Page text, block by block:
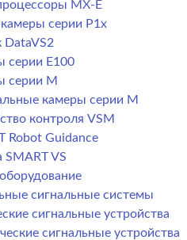
MX-E
серии P1x
DataVS2
серии E100
серии M
камеры серии M
контроля VSM
Robot Guidance
SMART VS
сигнальные системы
сигнальные устройства
сигнальные устройства